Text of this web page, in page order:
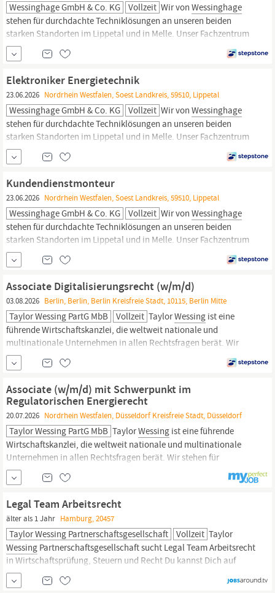
Wessinghage GmbH & Co. KG Vollzeit Wir von Wessinghage
stehen für durchdachte Techniklösungen an unseren beiden
starken Standorten im Lippetal und in Melle. Unser Fachzentrum
vereint die Kompetenzen in der Kälte- und Klimatechnik,
Elektrotechnik sowie im SHK-Bereich und in der Melk- und
durch moderne Systeme und...
Elektroniker Energietechnik
23.06.2026 Nordrhein Westfalen, Soest Landkreis, 59510, Lippetal
Wessinghage GmbH & Co. KG Vollzeit Wir von Wessinghage
stehen für durchdachte Techniklösungen an unseren beiden
starken Standorten im Lippetal und in Melle. Unser Fachzentrum
vereint die Kompetenzen in der Kälte- und Klimatechnik,
Elektrotechnik sowie im SHK-Bereich und in der Melk- und
durch moderne Systeme und...
Kundendienstmonteur
23.06.2026 Nordrhein Westfalen, Soest Landkreis, 59510, Lippetal
Wessinghage GmbH & Co. KG Vollzeit Wir von Wessinghage
stehen für durchdachte Techniklösungen an unseren beiden
starken Standorten im Lippetal und in Melle. Unser Fachzentrum
vereint die Kompetenzen in der Kälte- und Klimatechnik,
Elektrotechnik sowie im SHK-Bereich und in der Melk- und
Fütterungstechnik. Unser Fokus liegt auf der Effizienzsteigerung
durch moderne Systeme und...
Associate Digitalisierungsrecht (w/m/d)
03.08.2026 Berlin, Berlin, Berlin Kreisfreie Stadt, 10115, Berlin Mitte
Taylor Wessing PartG MbB Vollzeit TaylorWessing ist eine
führende Wirtschaftskanzlei, die weltweit nationale und
multinationale Unternehmen in allen Rechtsfragen berät. Wir
stehen für exzellente Rechtsberatung, tiefgründig, in aller Breite
und dennoch auf den Punkt. Mit unserem Leitgedanken
„Challenge expectation, together“ verpflichten wir uns, das
Erwartbare zu hinterfragen und
Associate (w/m/d) mit Schwerpunkt im
Regulatorischen Energierecht
20.07.2026 Nordrhein Westfalen, Düsseldorf Kreisfreie Stadt, Düsseldorf
Taylor Wessing PartG MbB TaylorWessing ist eine führende
Wirtschaftskanzlei, die weltweit nationale und multinationale
Unternehmen in allen Rechtsfragen berät. Wir stehen für
exzellente Rechtsberatung, tiefgründig, in aller Breite und
dennoch auf den Punkt. Mit unserem Leitgedanken „Challenge
hinterfragen und
Legal Team Arbeitsrecht
älter als 1 Jahr Hamburg, 20457
Taylor Wessing Partnerschaftsgesellschaft Vollzeit Taylor
Wessing Partnerschaftsgesellschaft sucht Legal Team Arbeitsrecht
in Wirtschaftsprüfung, Steuern und Recht Du kannst Dich auf
folgende Benefits freuen: Mobiles Arbeiten, Flexible Arbeitszeiten,
Mehr als 30 Tage Urlaub, Weiterbildungsmöglichkeiten,